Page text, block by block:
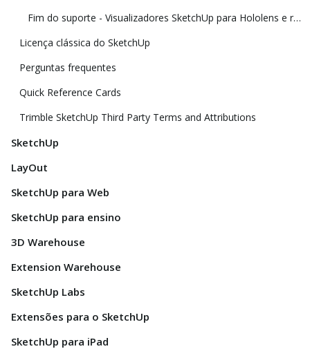
Fim do suporte - Visualizadores SketchUp para Hololens e realidade virtual
Licença clássica do SketchUp
Perguntas frequentes
Quick Reference Cards
Trimble SketchUp Third Party Terms and Attributions
SketchUp
LayOut
SketchUp para Web
SketchUp para ensino
3D Warehouse
Extension Warehouse
SketchUp Labs
Extensões para o SketchUp
SketchUp para iPad